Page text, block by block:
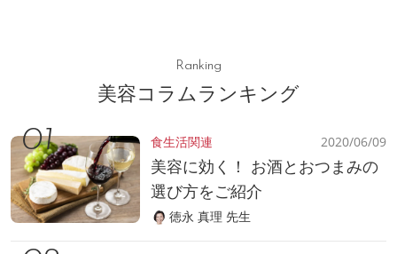
Ranking
美容コラムランキング
食生活関連 2020/06/09
美容に効く！ お酒とおつまみの
選び方をご紹介
徳永 真理 先生